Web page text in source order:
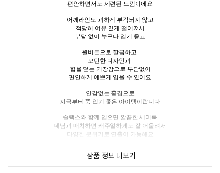
편안하면서도 세련된 느낌이에요
어깨라인도 과하게 부각되지 않고
적당히 여유 있게 떨어져서
부담 없이 누구나 입기 좋고
원버튼으로 깔끔하고
모던한 디자인과
힙을 덮는 기장감으로 부담없이
편안하게 예쁘게 입을 수 있어요
안감없는 홑겹으로
지금부터 쭉 입기 좋은 아이템이랍니다
슬랙스와 함께 입으면 깔끔한 세미룩
데님과 매치하면 캐주얼하게도 잘 어울려서
다양한 분위기로 연출이 가능해요
매 시즌 꺼내 입기 좋은,
하나쯤 꼭 필요한 기본 자켓으로 추천드릴게요
상품 정보 더보기